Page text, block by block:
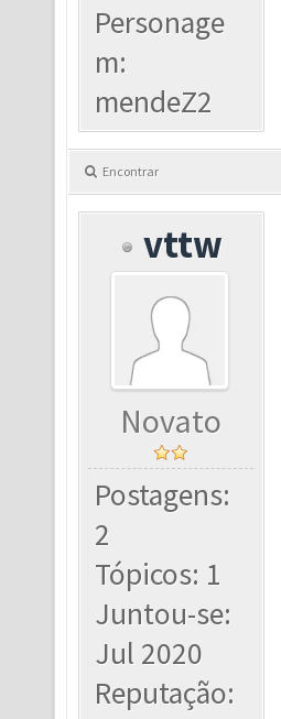
Personage
m:
mendeZ2
Encontrar
vttw
Novato
Postagens:
2
Tópicos: 1
Juntou-se:
Jul 2020
Reputação: